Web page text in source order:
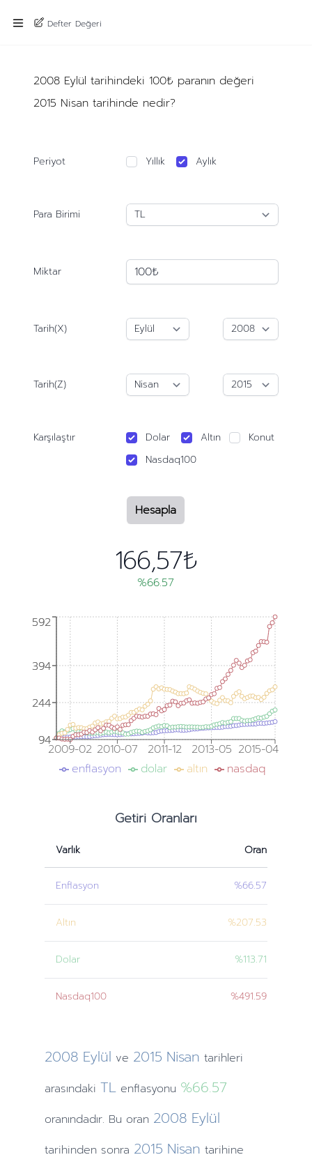
Defter Değeri
2008 Eylül tarihindeki 100₺ paranın değeri
2015 Nisan tarihinde nedir?
Periyot Yıllık Aylık
Para Birimi
Miktar
Tarih(X)
Tarih(Z)
Karşılaştır Dolar Altın
Konut
Nasdaq100
Hesapla
166,57₺
%66.57
2009-02 2010-07 2011-12 2013-05 2015-04
94
244
394
592
94
244
394
592
enflasyon dolar altın nasdaq
Getiri Oranları
Varlık Oran
Enflasyon %66.57
Altın %207.53
Dolar %113.71
Nasdaq100 %491.59
2008 Eylül ve 2015 Nisan tarihleri
arasındaki TLenflasyonu %66.57
oranındadır. Bu oran 2008 Eylül
tarihindensonra 2015 Nisan tarihine